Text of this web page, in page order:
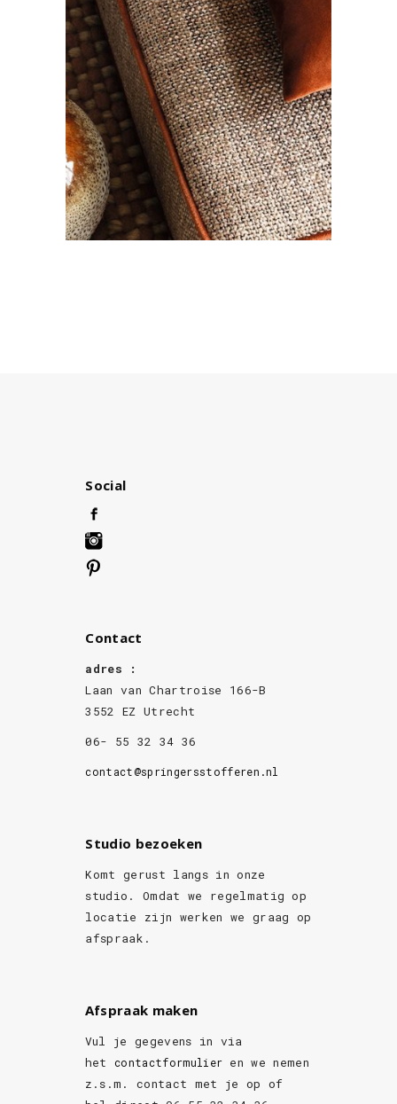
Kussens
Social
Contact
adres :
Laan van Chartroise 166-B
3552 EZ Utrecht
06- 55 32 34 36
contact@springersstofferen.nl
Studio bezoeken
Komt gerust langs in onze
studio. Omdat we regelmatig op
locatie zijn werken we graag op
afspraak.
Afspraak maken
Vul je gegevens in via
het contactformulier en we nemen
z.s.m. contact met je op of